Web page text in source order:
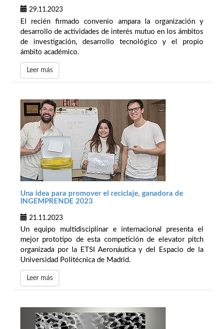
29.11.2023
El recién firmado convenio ampara la organización y
desarrollo de actividades de interés mutuo en los ámbitos
de investigación, desarrollo tecnológico y el propio
ámbito académico.
Leer más
Una idea para promover el reciclaje, ganadora de
INGEMPRENDE 2023
21.11.2023
Un equipo multidisciplinar e internacional presenta el
mejor prototipo de esta competición de elevator pitch
organizada por la ETSI Aeronáutica y del Espacio de la
Universidad Politécnica de Madrid.
Leer más